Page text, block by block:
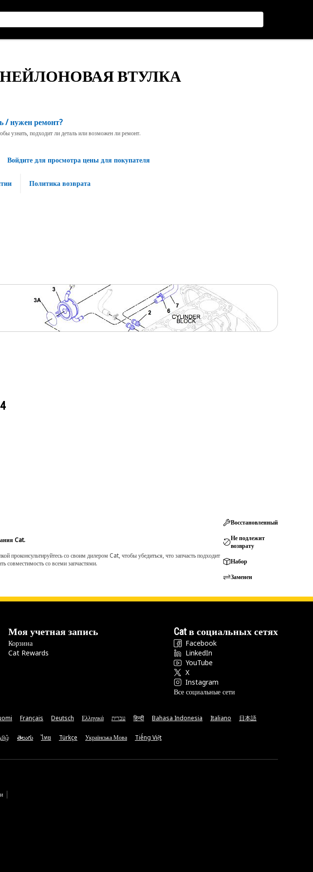
ВТУЛКА
/ нужен ремонт?
узнать, подходит ли деталь или возможен ли ремонт.
Войдите для просмотра цены для покупателя
Политика возврата
Cat.
проконсультируйтесь со своим дилером Cat, чтобы убедиться, что запчасть подходит
совместимость со всеми запчастями.
Восстановленный
Не подлежит
возврату
Набор
Заменен
Моя учетная запись
Корзина
Cat Rewards
Cat в социальных сетях
Facebook
LinkedIn
YouTube
X
Instagram
Все социальные сети
Français Deutsch Ελληνικά עברית हिन्दी Bahasa Indonesia Italiano 日本語
తెలుగు ไทย Türkçe Українська Мова Tiếng Việt